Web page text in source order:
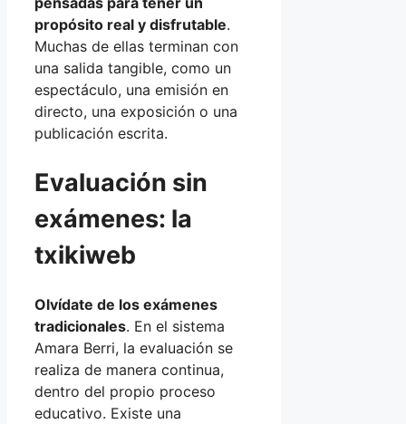
propósito real y disfrutable.
Muchas de ellas terminan con
una salida tangible, como un
espectáculo, una emisión en
directo, una exposición o una
publicación escrita.
Evaluación sin
exámenes: la
txikiweb
Olvídate de los exámenes
tradicionales. En el sistema
Amara Berri, la evaluación se
realiza de manera continua,
dentro del propio proceso
educativo. Existe una